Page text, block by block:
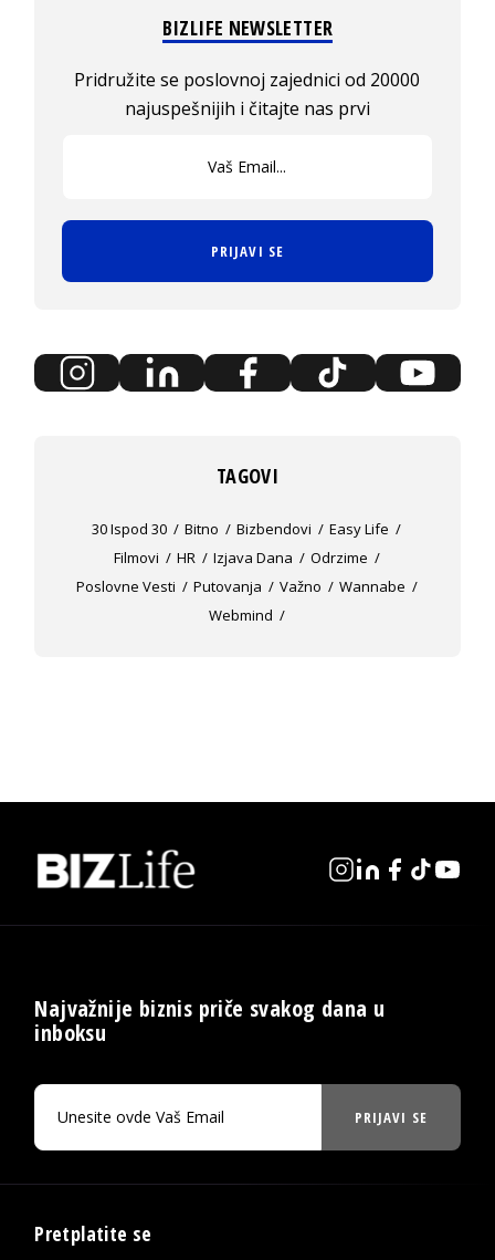
BIZLIFE NEWSLETTER
Pridružite se poslovnoj zajednici od 20000
najuspešnijih i čitajte nas prvi
PRIJAVI SE
TAGOVI
30 Ispod 30 Bitno Bizbendovi
Easy Life
Filmovi
HR Izjava Dana
Odrzime
Poslovne Vesti
Putovanja Važno
Wannabe
Webmind
Najvažnije biznis priče svakog dana u
inboksu
PRIJAVI SE
Pretplatite se